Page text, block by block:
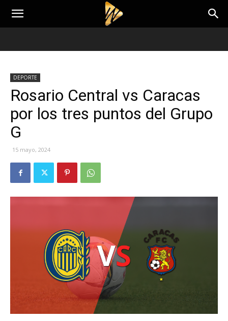
DEPORTE
Rosario Central vs Caracas
por los tres puntos del Grupo
G
15 mayo, 2024